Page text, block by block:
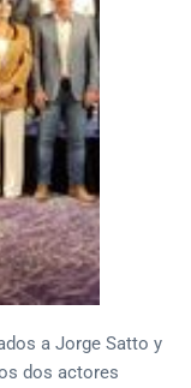
a Jorge Satto y
dos actores